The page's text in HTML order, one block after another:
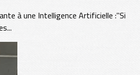
à une Intelligence Artificielle :"Si